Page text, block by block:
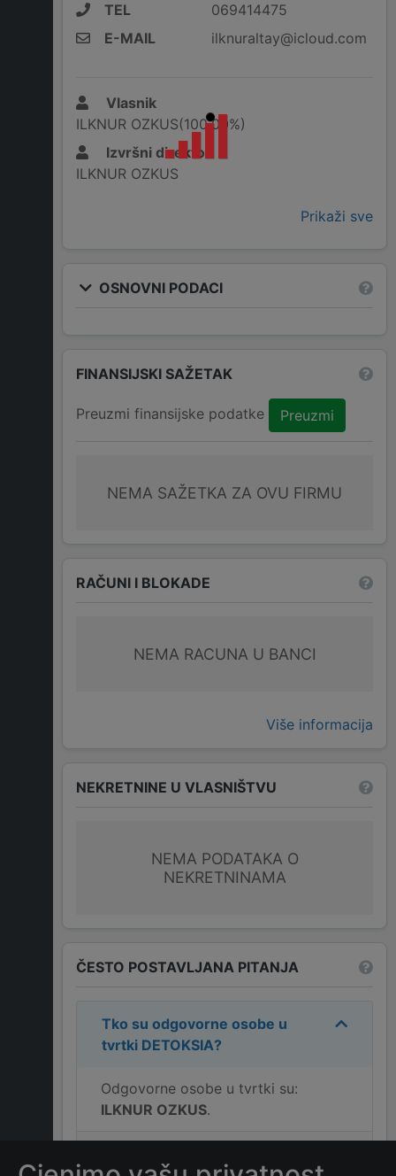
TEL
069414475
E-MAIL
ilknuraltay@icloud.com
Vlasnik
ILKNUR OZKUS(100,00%)
Izvršni direktor
ILKNUR OZKUS
Prikaži sve
OSNOVNI PODACI
FINANSIJSKI SAŽETAK
Preuzmi finansijske podatke Preuzmi
NEMA SAŽETKA ZA OVU FIRMU
RAČUNI I BLOKADE
NEMA RACUNA U BANCI
Više informacija
NEKRETNINE U VLASNIŠTVU
NEMA PODATAKA O
NEKRETNINAMA
ČESTO POSTAVLJANA PITANJA
Tko su odgovorne osobe u
tvrtki DETOKSIA?
Odgovorne osobe u tvrtki su:
ILKNUR OZKUS.